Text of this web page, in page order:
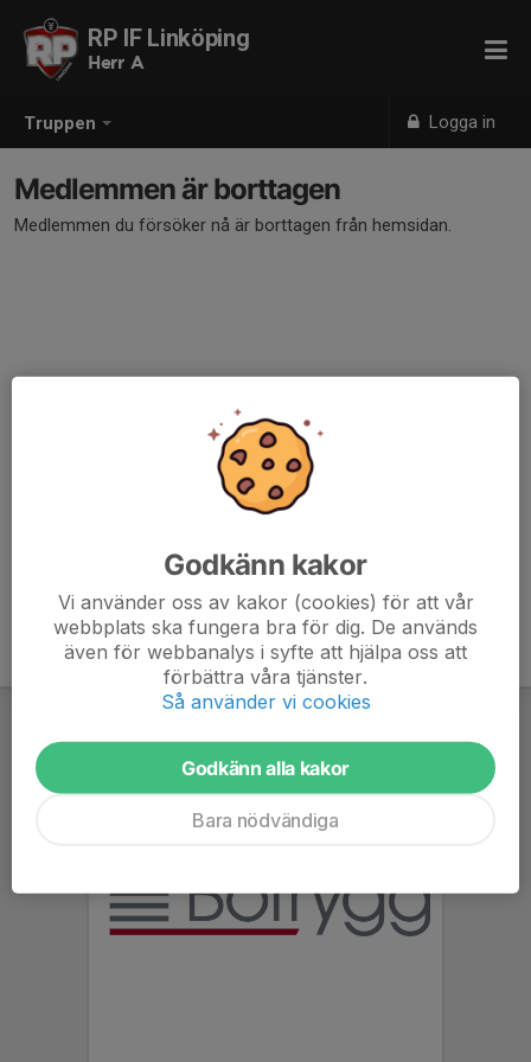
Truppen Logga in
RP IF Linköping
Herr A
Medlemmen är borttagen
Medlemmen du försöker nå är borttagen från hemsidan.
Godkänn kakor
Vi använder oss av kakor (cookies) för att vår
webbplats ska fungera bra för dig. De används
även för webbanalys i syfte att hjälpa oss att
förbättra våra tjänster.
Så använder vi cookies
Godkänn alla kakor
Bara nödvändiga